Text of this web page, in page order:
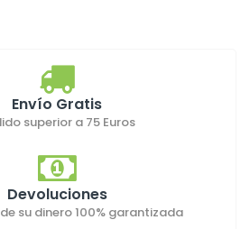
Envío Gratis
superior a 75 Euros
Devoluciones
su dinero 100% garantizada